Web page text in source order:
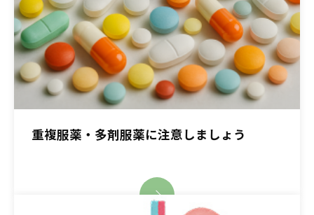
重複服薬・多剤服薬に注意しましょう